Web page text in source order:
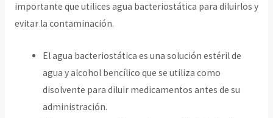
importante que utilices agua bacteriostática para diluirlos y
evitar la contaminación.
El agua bacteriostática es una solución estéril de
agua y alcohol bencílico que se utiliza como
disolvente para diluir medicamentos antes de su
administración.